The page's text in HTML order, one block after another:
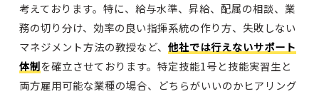
考えております。特に、給与水準、昇給、配属の相談、業
務の切り分け、効率の良い指揮系統の作り方、失敗しない
マネジメント方法の教授など、 他社では行えないサポート
体制を確立させております。特定技能1号と技能実習生と
両方雇用可能な業種の場合、どちらがいいのかヒアリング